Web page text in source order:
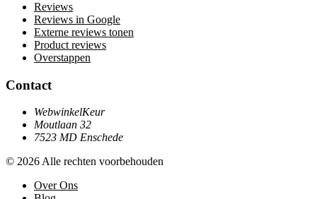
Reviews
Reviews in Google
Externe reviews tonen
Product reviews
Overstappen
Contact
WebwinkelKeur
Moutlaan 32
7523 MD Enschede
© 2026 Alle rechten voorbehouden
Over Ons